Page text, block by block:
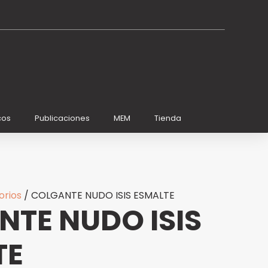
Publicaciones MEM Tienda
/ COLGANTE NUDO ISIS ESMALTE
NUDO ISIS